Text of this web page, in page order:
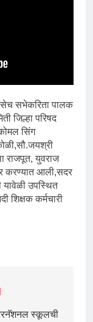
सभेकरिता पालक
जिल्हा परिषद
सिंग
राजपूत, युवराज
करण्यात आली,सदर
यावेळी उपस्थित
शिक्षक कर्मचारी
स्कूलची